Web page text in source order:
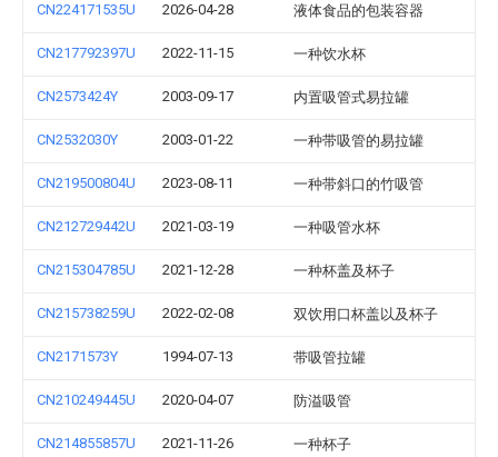
CN224171535U 2026-04-28 液体食品的包装容器
CN217792397U 2022-11-15 一种饮水杯
CN2573424Y 2003-09-17 内置吸管式易拉罐
CN2532030Y 2003-01-22 一种带吸管的易拉罐
CN219500804U 2023-08-11 一种带斜口的竹吸管
CN212729442U 2021-03-19 一种吸管水杯
CN215304785U 2021-12-28 一种杯盖及杯子
CN215738259U 2022-02-08 双饮用口杯盖以及杯子
CN2171573Y 1994-07-13 带吸管拉罐
CN210249445U 2020-04-07 防溢吸管
CN214855857U 2021-11-26 一种杯子